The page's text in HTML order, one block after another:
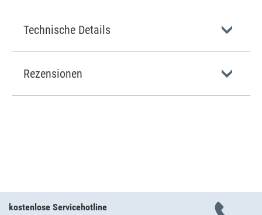
Technische Details
Rezensionen
kostenlose Servicehotline